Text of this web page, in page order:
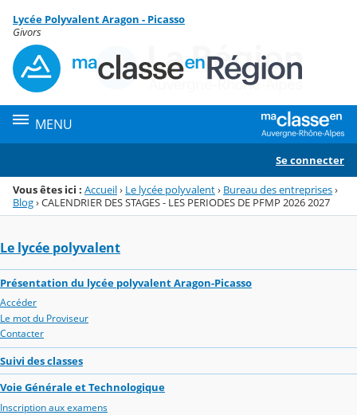
Menu de la rubrique
Contenu
Lycée Polyvalent Aragon - Picasso
Givors
MENU
Se connecter
Vous êtes ici : Accueil› Le lycée polyvalent› Bureau des entreprises›
Blog›CALENDRIER DES STAGES - LES PERIODES DE PFMP 2026 2027
Le lycée polyvalent
Présentation du lycée polyvalent Aragon-Picasso
Accéder
Le mot du Proviseur
Contacter
Suivi des classes
Voie Générale et Technologique
Inscription aux examens